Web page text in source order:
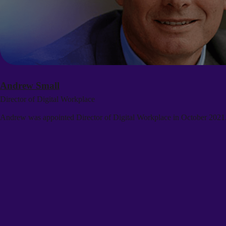
Andrew Small
Director of Digital Workplace
Andrew was appointed Director of Digital Workplace in October